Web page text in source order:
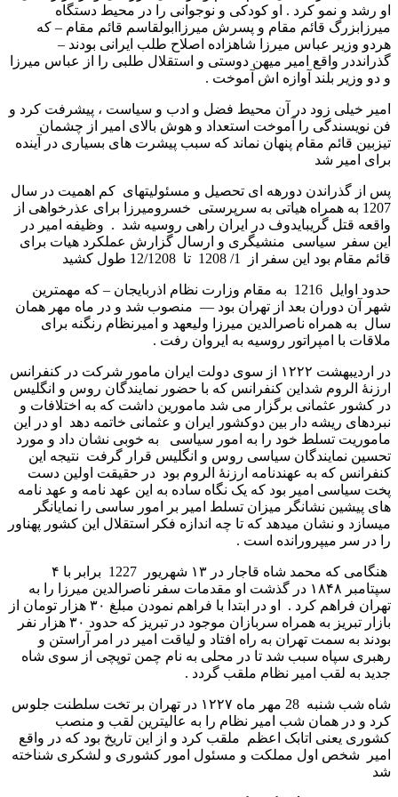
او رشد و نمو کرد . او کودکی و نوجوانی را در محیط دستگاه
میرزابزرگ قائم مقام و پسرش میرزاابولقاسم قائم مقام – که
هردو وزیر عباس میرزا شاهزاده اصلاح طلب ایرانی بودند –
گذرانددر واقع امیر میهن دوستی و استقلال طلبی را از عباس میرزا
و دو وزیر بلند آوازه اش آموخت .
امیر خیلی زود در آن محیط فضل و ادب و سیاست ، پیشرفت کرد و
فن نویسندگی را آموخت استعداد و هوش بالای امیر از چشمان
تیزبین قائم مقام پنهان نماند که سبب پیشرت های بسیاری در آینده
برای امیر شد
پس از گذراندن دورهه ای تحصیل و مسئولیتهای کم اهمیت در سال
1207 به همراه هیاتی به سرپرستی خسرومیرزا برای عذرخواهی از
واقعه قتل گریبایدوف در ایران راهی روسیه شد . وظیفه امیر در
این سفر سیاسی منشیگری و ارسال گزارش عملکرد هیات برای
قائم مقام بود این سفر از 1/ 1208 تا 12/1208 طول کشید
حدود اوایل 1216 به مقام وزارت نظام اذربایجان – که مهمترین
شهر آن دوران بعد از تهران بود — منصوب شد و در ماه مهر همان
سال به همراه ناصرالدین میرزا ولیعهد و امیرنظام رنگنه برای
ملاقات با امپراتور روسیه به ایروان رفت .
در اردیبهشت ۱۲۲۲ از سوی دولت ایران مامور شرکت در کنفرانس
ارزنۀ الروم شداین کنفرانس که با حضور نمایندگان روس و انگلیس
در کشور عثمانی برگزار می شد مامورین داشت که به اختلافات و
نبردهای ریشه دار بین دوکشور ایران و عثمانی خاتمه دهد او در این
ماموریت تسلط خود را به امور سیاسی به خوبی نشان داد و مورد
تحسین نمایندگان سیاسی روس و انگلیس قرار گرفت نتیجه این
کنفرانس که به عهندنامه ارزنۀ الروم بود در حقیقت اولین دست
پخت سیاسی امیر بود که یک نگاه ساده به این عهد نامه و عهد نامه
های پیشین نشانگر میزان تسلط امیر بر امور ساسی را نمایانگر
میسازد و نشان میدهد که تا چه اندازه فکر استقلال این کشور پهناور
را در سر میپرورانده است .
هنگامی که محمد شاه قاجار در ۱۳ شهریور 1227 برابر با ۴
سپتامبر ۱۸۴۸ در گذشت او مقدمات سفر ناصرالدین میرزا را به
تهران فراهم کرد . او در ابتدا با فراهم نمودن مبلغ ۳۰ هزار تومان از
بازار تبریز به همراه سربازان موجود در تبریز که حدود ۳۰ هزار نفر
بودند به سمت تهران به راه افتاد و لیاقت امیر در امر آراستن و
رهبری سپاه سبب شد تا در محلی به نام چمن توپچی از سوی شاه
جدید به لقب امیر نظام ملقب گردد .
شاه شب شنبه 28 مهر ماه ۱۲۲۷ در تهران بر تخت سلطنت جلوس
کرد و در همان شب امیر نظام را به عالیترین لقب و منصب
کشوری یعنی اتابک اعظم ملقب کرد و از این تاریخ بود که در واقع
امیر شخص اول مملکت و مسئول امور کشوری و لشکری شناخته
شد